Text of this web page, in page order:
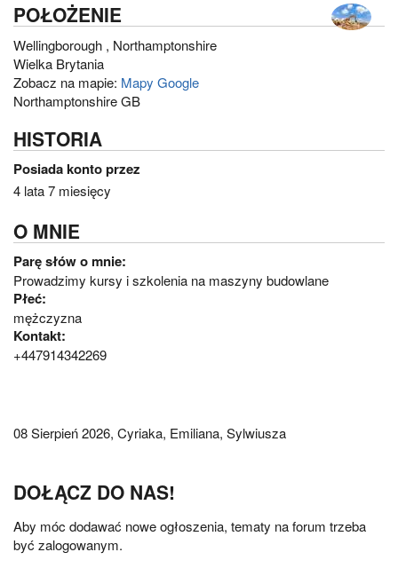
POŁOŻENIE
Wellingborough , Northamptonshire
Wielka Brytania
Zobacz na mapie: Mapy Google
Northamptonshire GB
HISTORIA
Posiada konto przez
4 lata 7 miesięcy
O MNIE
Parę słów o mnie:
Prowadzimy kursy i szkolenia na maszyny budowlane
Płeć:
mężczyzna
Kontakt:
+447914342269
08 Sierpień 2026, Cyriaka, Emiliana, Sylwiusza
DOŁĄCZ DO NAS!
Aby móc dodawać nowe ogłoszenia, tematy na forum trzeba
być zalogowanym.